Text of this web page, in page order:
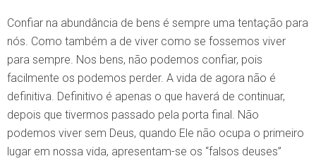
Confiar na abundância de bens é sempre uma tentação para
nós. Como também a de viver como se fossemos viver
para sempre. Nos bens, não podemos confiar, pois
facilmente os podemos perder. A vida de agora não é
definitiva. Definitivo é apenas o que haverá de continuar,
depois que tivermos passado pela porta final. Não
podemos viver sem Deus, quando Ele não ocupa o primeiro
lugar em nossa vida, apresentam-se os “falsos deuses”